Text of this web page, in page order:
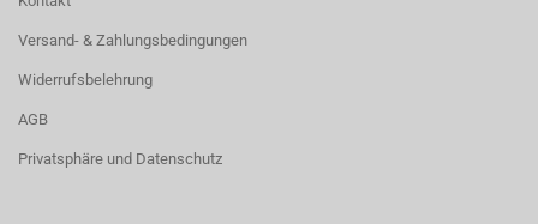
Versand- & Zahlungsbedingungen
Widerrufsbelehrung
AGB
Privatsphäre und Datenschutz